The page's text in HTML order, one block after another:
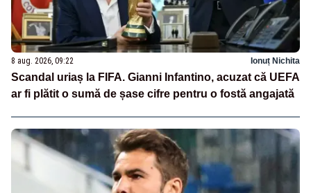
8 aug. 2026, 09:22 Ionuț Nichita
Scandal uriaș la FIFA. Gianni Infantino, acuzat că UEFA
ar fi plătit o sumă de șase cifre pentru o fostă angajată